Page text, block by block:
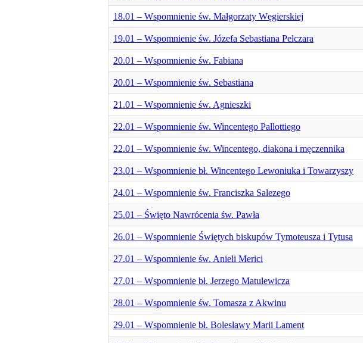
18.01 – Wspomnienie św. Małgorzaty Węgierskiej
19.01 – Wspomnienie św. Józefa Sebastiana Pelczara
20.01 – Wspomnienie św. Fabiana
20.01 – Wspomnienie św. Sebastiana
21.01 – Wspomnienie św. Agnieszki
22.01 – Wspomnienie św. Wincentego Pallottiego
22.01 – Wspomnienie św. Wincentego, diakona i męczennika
23.01 – Wspomnienie bł. Wincentego Lewoniuka i Towarzyszy
24.01 – Wspomnienie św. Franciszka Salezego
25.01 – Święto Nawrócenia św. Pawła
26.01 – Wspomnienie Świętych biskupów Tymoteusza i Tytusa
27.01 – Wspomnienie św. Anieli Merici
27.01 – Wspomnienie bł. Jerzego Matulewicza
28.01 – Wspomnienie św. Tomasza z Akwinu
29.01 – Wspomnienie bł. Bolesławy Marii Lament